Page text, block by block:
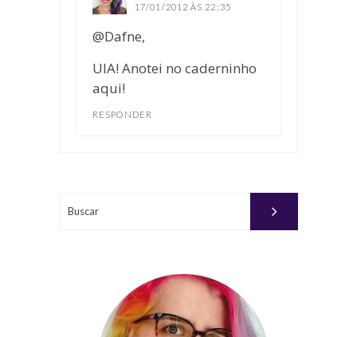
17/01/2012 ÀS 22:35
@Dafne,
UIA! Anotei no caderninho
aqui!
RESPONDER